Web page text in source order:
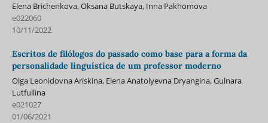
Elena Brichenkova, Oksana Butskaya, Inna Pakhomova
e022060
10/11/2022
Escritos de filólogos do passado como base para a forma da
personalidade linguística de um professor moderno
Olga Leonidovna Ariskina, Elena Anatolyevna Dryangina, Gulnara
Lutfullina
e021027
01/06/2021